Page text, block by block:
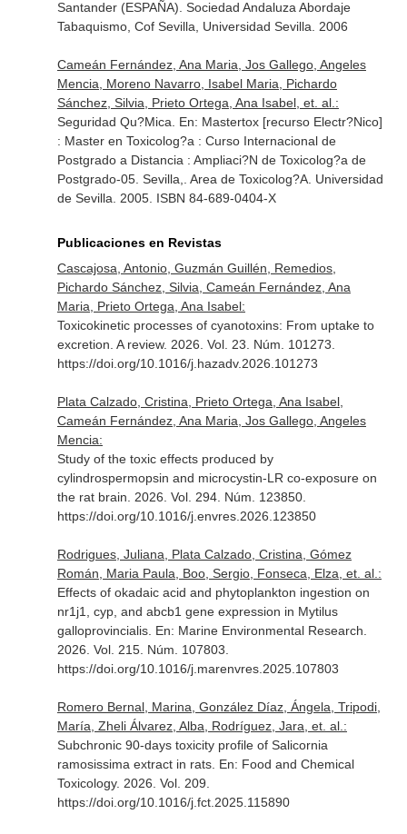
Santander (ESPAÑA). Sociedad Andaluza Abordaje
Tabaquismo, Cof Sevilla, Universidad Sevilla. 2006
Cameán Fernández, Ana Maria, Jos Gallego, Angeles
Mencia, Moreno Navarro, Isabel Maria, Pichardo
Sánchez, Silvia, Prieto Ortega, Ana Isabel, et. al.:
Seguridad Qu?Mica. En: Mastertox [recurso Electr?Nico]
: Master en Toxicolog?a : Curso Internacional de
Postgrado a Distancia : Ampliaci?N de Toxicolog?a de
Postgrado-05. Sevilla,. Area de Toxicolog?A. Universidad
de Sevilla. 2005. ISBN 84-689-0404-X
Publicaciones en Revistas
Cascajosa, Antonio, Guzmán Guillén, Remedios,
Pichardo Sánchez, Silvia, Cameán Fernández, Ana
Maria, Prieto Ortega, Ana Isabel:
Toxicokinetic processes of cyanotoxins: From uptake to
excretion. A review. 2026. Vol. 23. Núm. 101273.
https://doi.org/10.1016/j.hazadv.2026.101273
Plata Calzado, Cristina, Prieto Ortega, Ana Isabel,
Cameán Fernández, Ana Maria, Jos Gallego, Angeles
Mencia:
Study of the toxic effects produced by
cylindrospermopsin and microcystin-LR co-exposure on
the rat brain. 2026. Vol. 294. Núm. 123850.
https://doi.org/10.1016/j.envres.2026.123850
Rodrigues, Juliana, Plata Calzado, Cristina, Gómez
Román, Maria Paula, Boo, Sergio, Fonseca, Elza, et. al.:
Effects of okadaic acid and phytoplankton ingestion on
nr1j1, cyp, and abcb1 gene expression in Mytilus
galloprovincialis. En: Marine Environmental Research
2026. Vol. 215. Núm. 107803.
https://doi.org/10.1016/j.marenvres.2025.107803
Romero Bernal, Marina, González Díaz, Ángela, Tripodi,
María, Zheli Álvarez, Alba, Rodríguez, Jara, et. al.:
Subchronic 90-days toxicity profile of Salicornia
ramosissima extract in rats. En: Food and Chemical
Toxicology. 2026. Vol. 209.
https://doi.org/10.1016/j.fct.2025.115890